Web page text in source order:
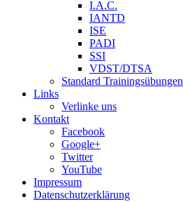
I.A.C.
IANTD
ISE
PADI
SSI
VDST/DTSA
Standard Trainingsübungen
Links
Verlinke uns
Kontakt
Facebook
Google+
Twitter
YouTube
Impressum
Datenschutzerklärung